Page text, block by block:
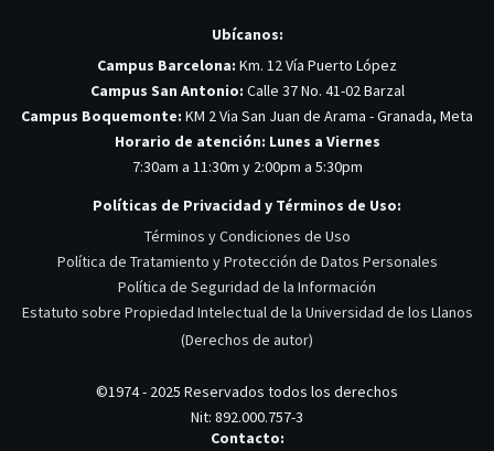
Ubícanos:
Campus Barcelona: Km. 12 Vía Puerto López
Campus San Antonio: Calle 37 No. 41-02 Barzal
Campus Boquemonte: KM 2 Via San Juan de Arama - Granada, Meta
Horario de atención: Lunes a Viernes
7:30am a 11:30m y 2:00pm a 5:30pm
Políticas de Privacidad y Términos de Uso:
Términos y Condiciones de Uso
Política de Tratamiento y Protección de Datos Personales
Política de Seguridad de la Información
Estatuto sobre Propiedad Intelectual de la Universidad de los Llanos
(Derechos de autor)
©1974 - 2025 Reservados todos los derechos
Nit: 892.000.757-3
Contacto: